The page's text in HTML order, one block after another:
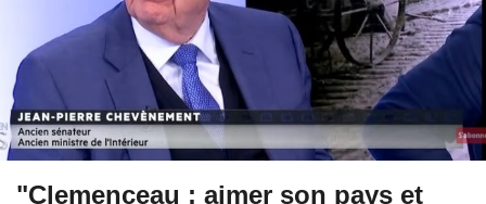
"Clemenceau : aimer son pays et